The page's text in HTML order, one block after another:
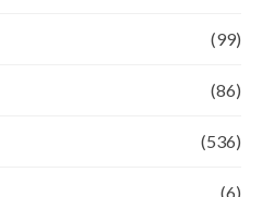
(99)
(86)
(536)
(6)